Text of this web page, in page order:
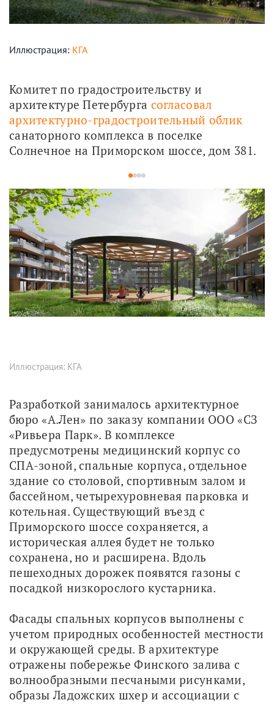
Иллюстрация: КГА
Комитет по градостроительству и
архитектуре Петербурга согласовал
архитектурно-градостроительный облик
санаторного комплекса в поселке
Солнечное на Приморском шоссе, дом 381.
1234
Иллюстрация: КГА
Разработкой занималось архитектурное
бюро «А.Лен» по заказу компании ООО «СЗ
«Ривьера Парк». В комплексе
предусмотрены медицинский корпус со
СПА-зоной, спальные корпуса, отдельное
здание со столовой, спортивным залом и
бассейном, четырехуровневая парковка и
котельная. Существующий въезд с
Приморского шоссе сохраняется, а
историческая аллея будет не только
сохранена, но и расширена. Вдоль
пешеходных дорожек появятся газоны с
посадкой низкорослого кустарника.
Фасады спальных корпусов выполнены с
учетом природных особенностей местности
и окружающей среды. В архитектуре
отражены побережье Финского залива с
волнообразными песчаными рисунками,
образы Ладожских шхер и ассоциации с